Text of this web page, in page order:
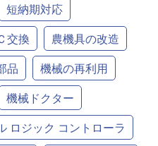
短納期対応
交換
農機具の改造
品
機械の再利用
機械ドクター
ロジック コントローラ